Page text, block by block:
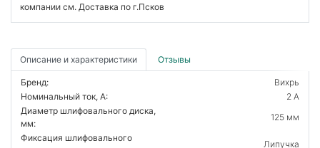
компании см. Доставка по г.Псков
Описание и характеристики Отзывы
Бренд:
Вихрь
Номинальный ток, А:
2 А
Диаметр шлифовального диска,
мм:
125 мм
Фиксация шлифовального
Липучка